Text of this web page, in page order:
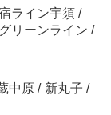
ライン宇須 /
グリーンライン /
中原 / 新丸子 /